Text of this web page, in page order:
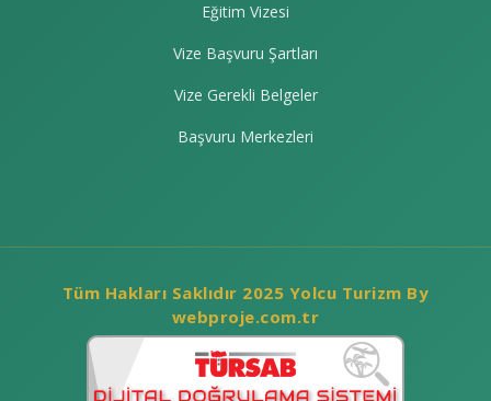
Eğitim Vizesi
Vize Başvuru Şartları
Vize Gerekli Belgeler
Başvuru Merkezleri
Tüm Hakları Saklıdır 2025 Yolcu Turizm By
webproje.com.tr